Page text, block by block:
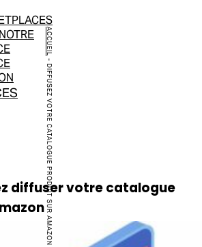
ACCUEIL
-
DIFFUSEZ VOTRE CATALOGUE PRODUIT SUR AMAZON
diffuser votre catalogue